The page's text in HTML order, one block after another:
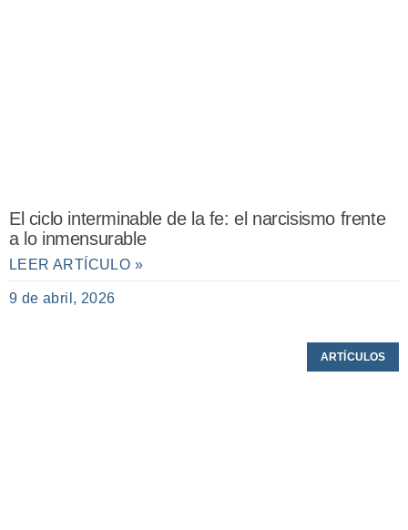
El ciclo interminable de la fe: el narcisismo frente
a lo inmensurable
LEER ARTÍCULO »
9 de abril, 2026
ARTÍCULOS